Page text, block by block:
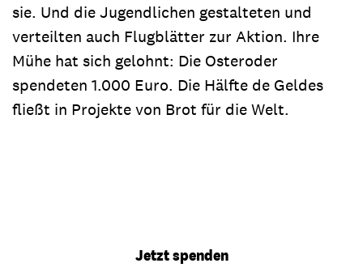
sie. Und die Jugendlichen gestalteten und
verteilten auch Flugblätter zur Aktion. Ihre
Mühe hat sich gelohnt: Die Osteroder
spendeten 1.000 Euro. Die Hälfte de Geldes
fließt in Projekte von Brot für die Welt.
Jetzt spenden